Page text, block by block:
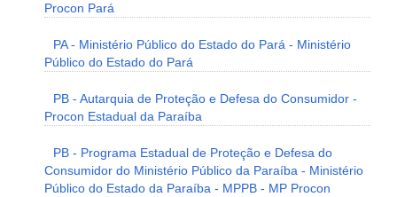
Procon Pará
PA - Ministério Público do Estado do Pará - Ministério
Público do Estado do Pará
PB - Autarquia de Proteção e Defesa do Consumidor -
Procon Estadual da Paraíba
PB - Programa Estadual de Proteção e Defesa do
Consumidor do Ministério Público da Paraíba - Ministério
Público do Estado da Paraíba - MPPB - MP Procon